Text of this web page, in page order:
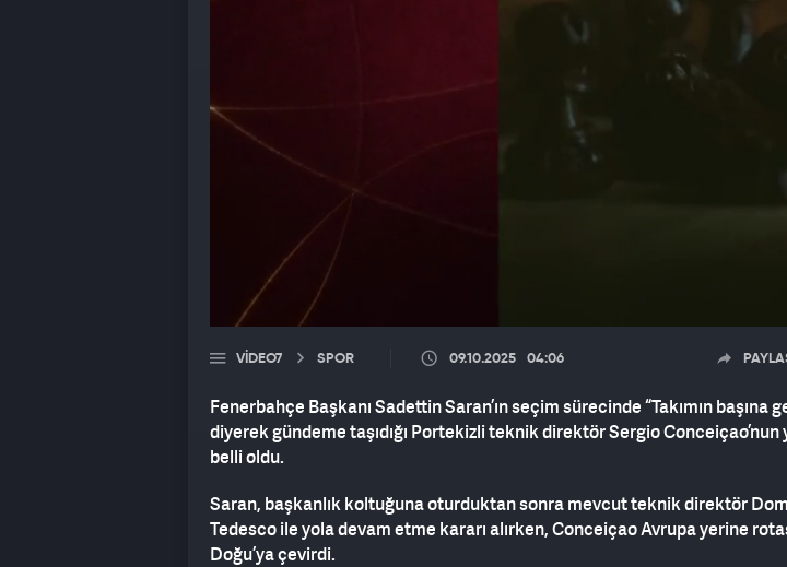
VIDEO7 SPOR 09.10.2025 04:06
Fenerbahçe Başkanı Sadettin Saran’ın seçim sürecinde “Takımın başına
diyerek gündeme taşıdığı Portekizli teknik direktör Sergio Conceiçao’nun
belli oldu.
Saran, başkanlık koltuğuna oturduktan sonra mevcut teknik direktör
Tedesco ile yola devam etme kararı alırken, Conceiçao Avrupa yerine
Doğu’ya çevirdi.